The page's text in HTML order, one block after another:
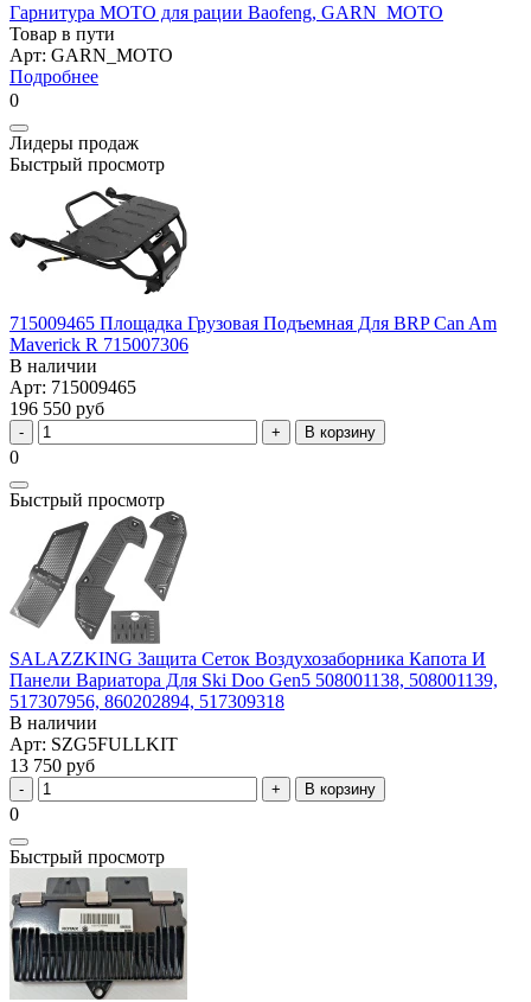
Гарнитура MOTO для рации Baofeng, GARN_MOTO
Товар в пути
Арт: GARN_MOTO
Подробнее
0
Лидеры продаж
Быстрый просмотр
715009465 Площадка Грузовая Подъемная Для BRP Can Am
Maverick R 715007306
В наличии
Арт: 715009465
196 550 руб
В корзину
0
Быстрый просмотр
SALAZZKING Защита Сеток Воздухозаборника Капота И
Панели Вариатора Для Ski Doo Gen5 508001138, 508001139,
517307956, 860202894, 517309318
В наличии
Арт: SZG5FULLKIT
13 750 руб
В корзину
0
Быстрый просмотр